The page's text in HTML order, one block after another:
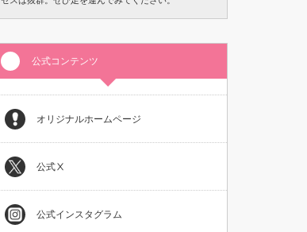
公式コンテンツ
オリジナルホームページ
公式Ⅹ
公式インスタグラム